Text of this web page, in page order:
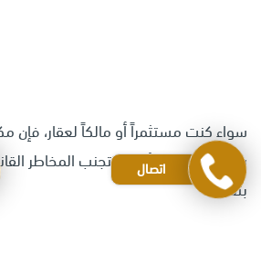
سواء كنت مستثمراً أو مالكاً لعقار، فإن
سيكون خيارك الأمثل لتجنب المخاطر
بثقة.
اتصال